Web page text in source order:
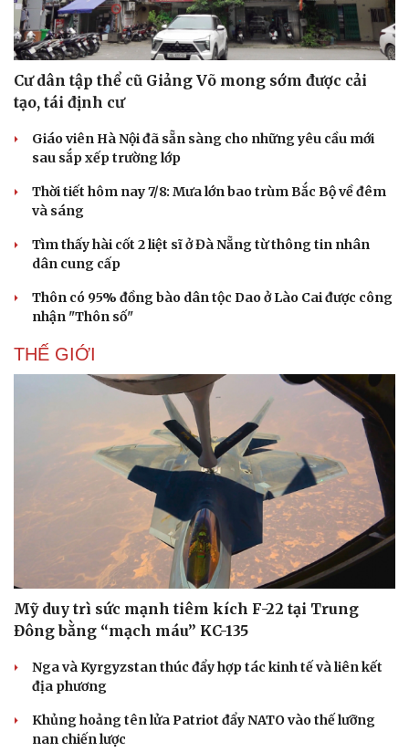
Podcast
Cư dân tập thể cũ Giảng Võ mong sớm được cải
tạo, tái định cư
Giáo viên Hà Nội đã sẵn sàng cho những yêu cầu mới
sau sắp xếp trường lớp
Thời tiết hôm nay 7/8: Mưa lớn bao trùm Bắc Bộ về đêm
và sáng
Tìm thấy hài cốt 2 liệt sĩ ở Đà Nẵng từ thông tin nhân
dân cung cấp
Thôn có 95% đồng bào dân tộc Dao ở Lào Cai được công
nhận "Thôn số"
THẾ GIỚI
Mỹ duy trì sức mạnh tiêm kích F-22 tại Trung
Đông bằng “mạch máu” KC-135
Nga và Kyrgyzstan thúc đẩy hợp tác kinh tế và liên kết
địa phương
Khủng hoảng tên lửa Patriot đẩy NATO vào thế lưỡng
nan chiến lược